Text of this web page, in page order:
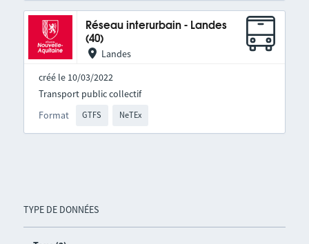
TYPE DE DONNÉES
Réseau interurbain - Landes
(40)
Landes
créé le 10/03/2022
Format GTFS NeTEx
Transport public collectif